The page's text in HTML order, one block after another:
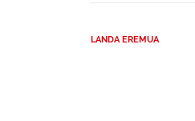
LANDA EREMUA